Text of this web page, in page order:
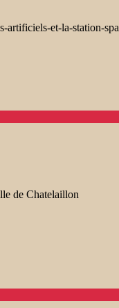
artificiels-et-la-station-
de Chatelaillon